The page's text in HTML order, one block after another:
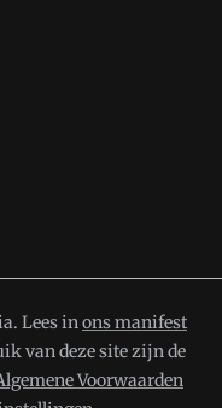
Lees inons manifest
van deze site zijn de
Voorwaarden